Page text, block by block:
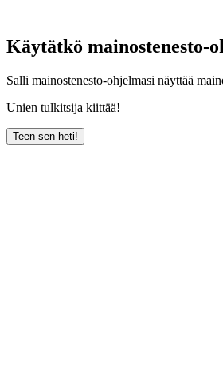
Käytätkö mainostenesto-
Salli mainostenesto-ohjelmasi näyttää
Unien tulkitsija kiittää!
Teen sen heti!